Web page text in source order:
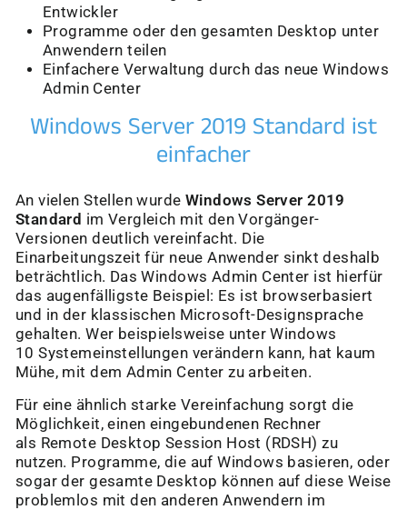
Entwickler
Programme oder den gesamten Desktop unter
Anwendern teilen
Einfachere Verwaltung durch das neue Windows
Admin Center
Windows Server 2019 Standard ist
einfacher
An vielen Stellen wurde Windows Server 2019
Standard im Vergleich mit den Vorgänger-
Versionen deutlich vereinfacht. Die
Einarbeitungszeit für neue Anwender sinkt deshalb
beträchtlich. Das Windows Admin Center ist hierfür
das augenfälligste Beispiel: Es ist browserbasiert
und in der klassischen Microsoft-Designsprache
gehalten. Wer beispielsweise unter Windows
10 Systemeinstellungen verändern kann, hat kaum
Mühe, mit dem Admin Center zu arbeiten.
Für eine ähnlich starke Vereinfachung sorgt die
Möglichkeit, einen eingebundenen Rechner
als Remote Desktop Session Host (RDSH) zu
nutzen. Programme, die auf Windows basieren, oder
sogar der gesamte Desktop können auf diese Weise
problemlos mit den anderen Anwendern im